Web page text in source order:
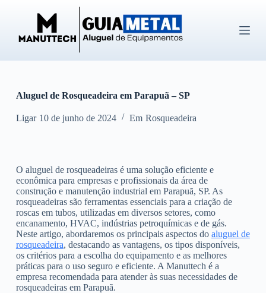
ú
d
o
Aluguel de Rosqueadeira em Parapuã – SP
Ligar 10 de junho de 2024 Em Rosqueadeira
O aluguel de rosqueadeiras é uma solução eficiente e
econômica para empresas e profissionais da área de
construção e manutenção industrial em Parapuã, SP. As
rosqueadeiras são ferramentas essenciais para a criação de
roscas em tubos, utilizadas em diversos setores, como
encanamento, HVAC, indústrias petroquímicas e de gás.
Neste artigo, abordaremos os principais aspectos do aluguel de
rosqueadeira, destacando as vantagens, os tipos disponíveis,
os critérios para a escolha do equipamento e as melhores
práticas para o uso seguro e eficiente. A Manuttech é a
empresa recomendada para atender às suas necessidades de
rosqueadeiras em Parapuã.